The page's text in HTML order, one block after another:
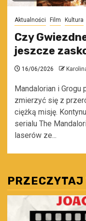
Aktualności Film Kultura
Czy
jeszcze
16/06/2026
Mandalorian i
zmierzyć się z
ciężką misję.
serialu The
laserów ze...
PRZECZYTAJ